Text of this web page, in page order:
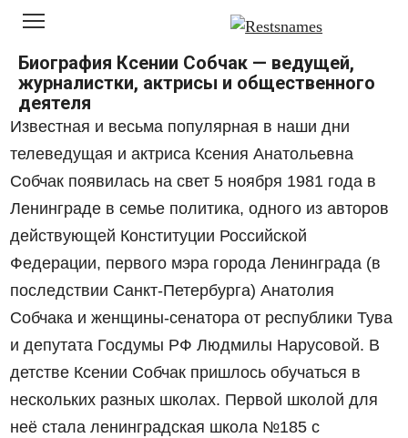
Перейти
контенту
Биография Ксении Собчак — ведущей,
журналистки, актрисы и общественного
деятеля
Известная и весьма популярная в наши дни
телеведущая и актриса Ксения Анатольевна
Собчак появилась на свет 5 ноября 1981 года в
Ленинграде в семье политика, одного из авторов
действующей Конституции Российской
Федерации, первого мэра города Ленинграда (в
последствии Санкт-Петербурга) Анатолия
Собчака и женщины-сенатора от республики Тува
и депутата Госдумы РФ Людмилы Нарусовой. В
детстве Ксении Собчак пришлось обучаться в
нескольких разных школах. Первой школой для
неё стала ленинградская школа №185 с